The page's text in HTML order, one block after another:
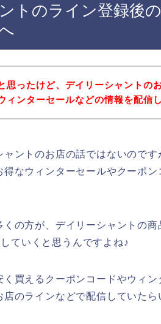
トのライン登録後
思ったけど、デイリーシャントの
ィンターセールなどの情報を配信
ャントのお店の話ではないので
なウィンターセールやクーポ
の方が、デイリーシャントの商
ていくと思うんですよね♪
く買えるクーポンコードやウィ
のラインなどで配信していたら